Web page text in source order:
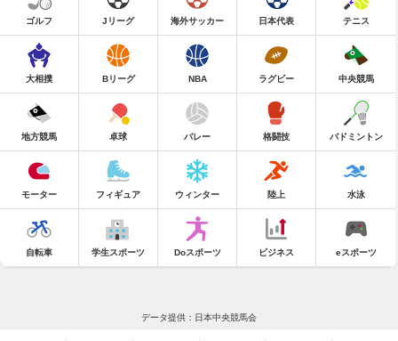
ゴルフ Jリーグ 海外サッカー 日本代表 テニス
大相撲 Bリーグ NBA ラグビー 中央競馬
地方競馬 卓球 バレー 格闘技 バドミントン
モーター フィギュア ウィンター 陸上 水泳
自転車 学生スポーツ Doスポーツ ビジネス eスポーツ
データ提供：日本中央競馬会